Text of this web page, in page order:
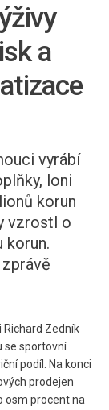
a
vyrábí
loni
korun
vzrostl o
korun.
Richard Zedník
se sportovní
podíl. Na konci
prodejen
osm procent na